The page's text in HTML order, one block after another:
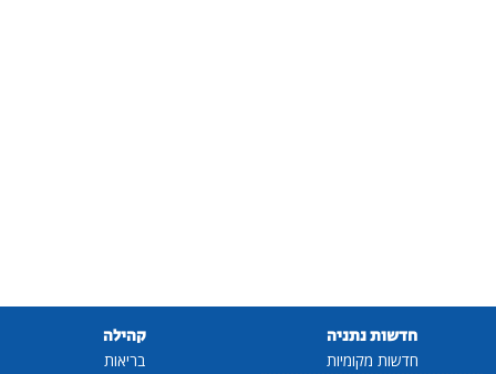
חדשות נתניה
חדשות מקומיות
קהילה
בריאות